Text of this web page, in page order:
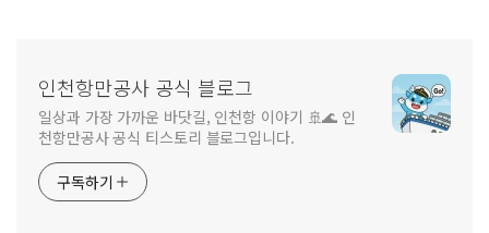
인천항만공사 공식 블로그
일상과 가장 가까운 바닷길, 인천항 이야기 🚢🌊 인
천항만공사 공식 티스토리 블로그입니다.
구독하기